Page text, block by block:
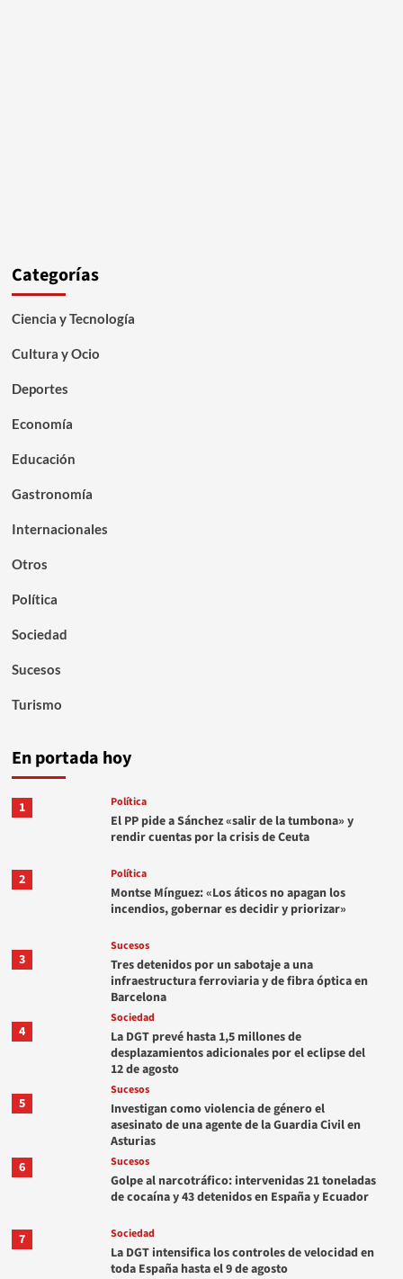
Categorías
Ciencia y Tecnología
Cultura y Ocio
Deportes
Economía
Educación
Gastronomía
Internacionales
Otros
Política
Sociedad
Sucesos
Turismo
En portada hoy
1 Política
El PP pide a Sánchez «salir de la tumbona» y
rendir cuentas por la crisis de Ceuta
2 Política
Montse Mínguez: «Los áticos no apagan los
incendios, gobernar es decidir y priorizar»
3
Sucesos
Tres detenidos por un sabotaje a una
infraestructura ferroviaria y de fibra óptica en
Barcelona
4
Sociedad
La DGT prevé hasta 1,5 millones de
desplazamientos adicionales por el eclipse del
12 de agosto
5
Sucesos
Investigan como violencia de género el
asesinato de una agente de la Guardia Civil en
Asturias
6
Sucesos
Golpe al narcotráfico: intervenidas 21 toneladas
de cocaína y 43 detenidos en España y Ecuador
7 Sociedad
La DGT intensifica los controles de velocidad en
toda España hasta el 9 de agosto